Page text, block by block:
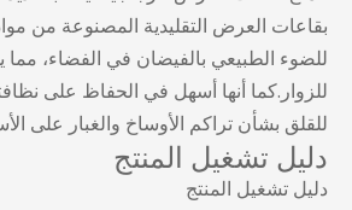
بقاعات العرض التقليدية المصنوعة من
للضوء الطبيعي بالفيضان في الفضاء، مما
للزوار.كما أنها أسهل في الحفاظ على
للقلق بشأن تراكم الأوساخ والغبار على
دليل تشغيل المنتج
دليل تشغيل المنتج